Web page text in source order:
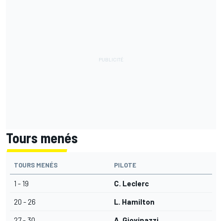
Tours menés
TOURS MENÉS PILOTE
1 - 19 C. Leclerc
20 - 26 L. Hamilton